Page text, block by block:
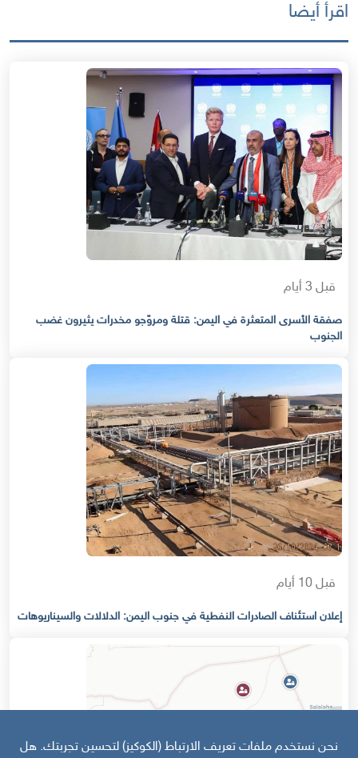
اقرأ أيضا
قبل 3 أيام
صفقة الأسرى المتعثرة في اليمن: قتلة ومروّجو مخدرات يثيرون غضب
الجنوب
قبل 10 أيام
إعلان استئناف الصادرات النفطية في جنوب اليمن: الدلالات والسيناريوهات
نحن نستخدم ملفات تعريف الارتباط (الكوكيز) لتحسين تجربتك. هل